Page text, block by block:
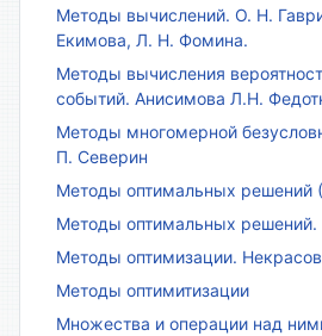
Методы вычислений. О. Н.
Екимова, Л. Н. Фомина.
Методы вычисления
событий. Анисимова Л.Н.
Методы многомерной
П. Северин
Методы оптимальных решений
Методы оптимальных решений.
Методы оптимизации.
Методы оптимитизации
Множества и операции над